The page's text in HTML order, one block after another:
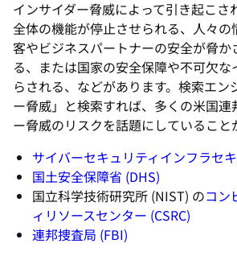
インサイダー脅威によって引き起こさ
全体の機能が停止させられる、人々
客やビジネスパートナーの安全が脅
る、または国家の安全保障や不可欠な
らされる、などがあります。検索エン
ー脅威」と検索すれば、多くの米国
ー脅威のリスクを話題にしていること
サイバーセキュリティインフラセ
国土安全保障省 (DHS)
国立科学技術研究所 (NIST) のコン
ィリソースセンター (CSRC)
連邦捜査局 (FBI)